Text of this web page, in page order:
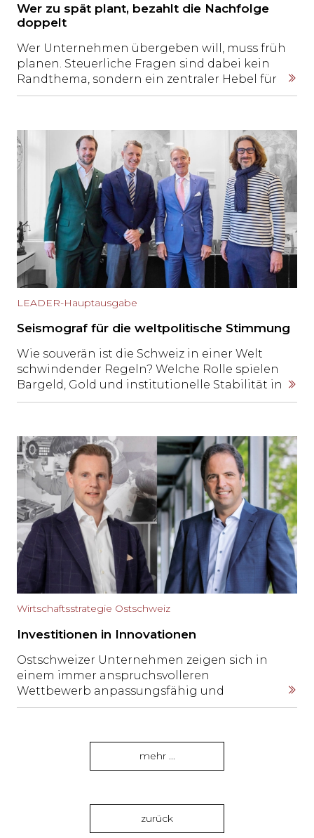
Wer zu spät plant, bezahlt die Nachfolge
doppelt
Wer Unternehmen übergeben will, muss früh
planen. Steuerliche Fragen sind dabei kein
Randthema, sondern ein zentraler Hebel für
den Erfolg einer Nachfolge. Professor
entscheidend sind und weshalb späte
Korrekturen oft teuer werden.
LEADER-Hauptausgabe
Seismograf für die weltpolitische Stimmung
Wie souverän ist die Schweiz in einer Welt
schwindender Regeln? Welche Rolle spielen
Bargeld, Gold und institutionelle Stabilität in
einem Umfeld geopolitischer Spannungen,
Stephan Ziegler hat Philoro-CEO Christian
Brenner, Vermögensverwalter Christian Mair,
Rechtsanwalt Patrick Stach und Philosoph
Andreas Thiel zu einem Gespräch über
politische Realität, ökonomische Logik und
die Grenzen demokratischer
Selbstwahrnehmung gebeten.
Wirtschaftsstrategie Ostschweiz
Investitionen in Innovationen
Ostschweizer Unternehmen zeigen sich in
einem immer anspruchsvolleren
Wettbewerb anpassungsfähig und
konsequent innovativ.
mehr ...
zurück